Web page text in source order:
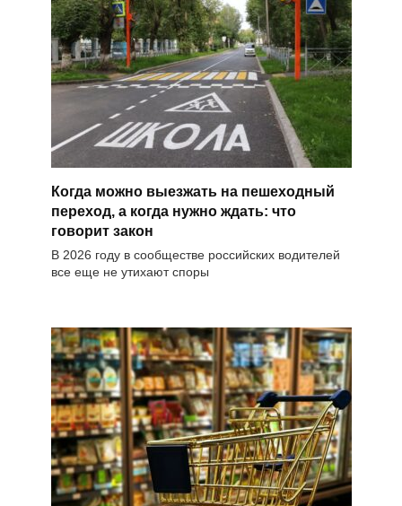
Когда можно выезжать на пешеходный
переход, а когда нужно ждать: что
говорит закон
В 2026 году в сообществе российских водителей
все еще не утихают споры